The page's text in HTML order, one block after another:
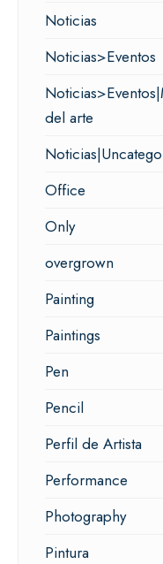
Noticias
Noticias>Eventos
del arte
Office
Only
overgrown
Painting
Paintings
Pen
Pencil
Perfil de Artista
Performance
Photography
Pintura